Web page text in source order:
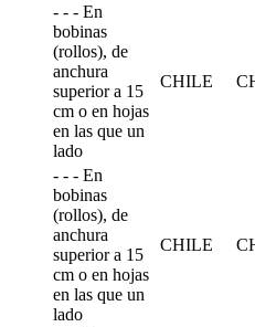
- - - En
bobinas
(rollos), de
anchura
superior a 15
cm o en hojas
en las que un
lado
CHILE
- - - En
bobinas
(rollos), de
anchura
superior a 15
cm o en hojas
en las que un
lado
CHILE